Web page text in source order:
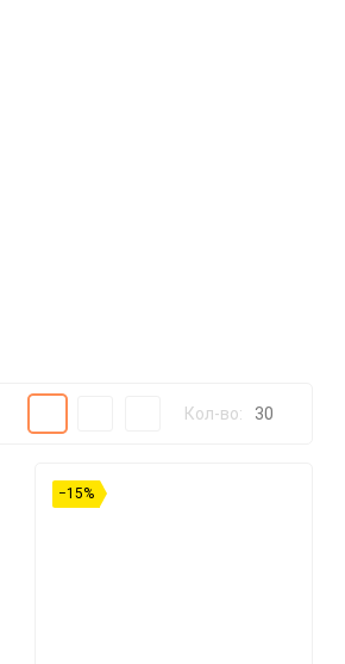
КомпактноКол-во: 30
−15%